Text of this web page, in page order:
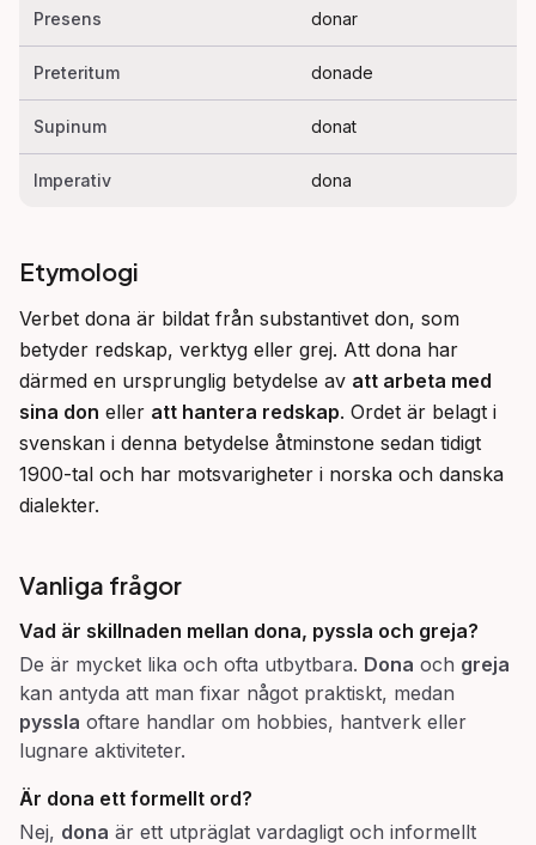
Presens donar
Preteritum donade
Supinum donat
Imperativ dona
Etymologi
Verbet dona är bildat från substantivet don, som
betyder redskap, verktyg eller grej. Att dona har
därmed en ursprunglig betydelse av att arbeta med
sina don eller att hantera redskap. Ordet är belagt i
svenskan i denna betydelse åtminstone sedan tidigt
1900-tal och har motsvarigheter i norska och danska
dialekter.
Vanliga frågor
Vad är skillnaden mellan dona, pyssla och greja?
De är mycket lika och ofta utbytbara. Dona och greja
kan antyda att man fixar något praktiskt, medan
pyssla oftare handlar om hobbies, hantverk eller
lugnare aktiviteter.
Är dona ett formellt ord?
Nej, dona är ett utpräglat vardagligt och informellt